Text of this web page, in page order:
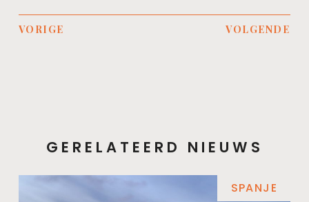
VORIGE VOLGENDE
GERELATEERD NIEUWS
SPANJE